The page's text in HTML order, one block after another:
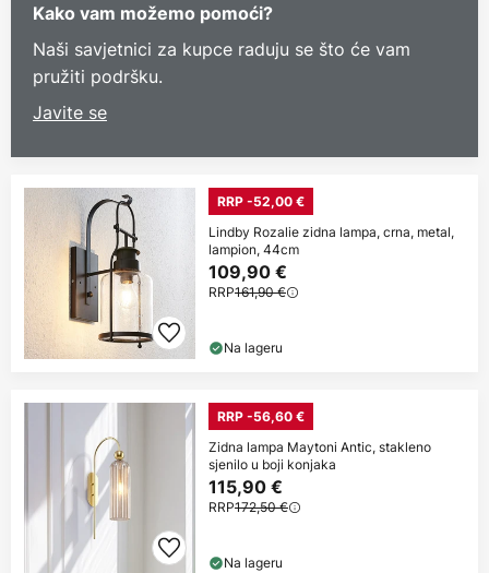
Kako vam možemo pomoći?
Naši savjetnici za kupce raduju se što će vam
pružiti podršku.
Javite se
RRP -52,00 €
Lindby Rozalie zidna lampa, crna, metal,
lampion, 44cm
109,90 €
RRP161,90 €
Na lageru
RRP -56,60 €
Zidna lampa Maytoni Antic, stakleno
sjenilo u boji konjaka
115,90 €
RRP172,50 €
Na lageru